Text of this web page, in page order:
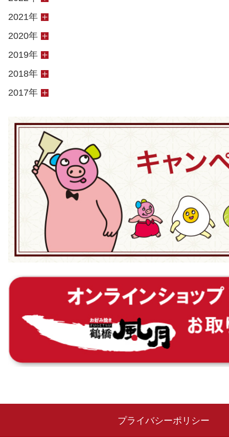
2021年
2020年
2019年
2018年
2017年
プライバシーポリシー